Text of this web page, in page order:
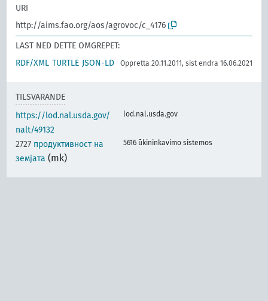
URI
http://aims.fao.org/aos/agrovoc/c_4176
LAST NED DETTE OMGREPET:
RDF/XML TURTLE JSON-LD Oppretta 20.11.2011, sist endra 16.06.2021
TILSVARANDE
https://lod.nal.usda.gov/
nalt/49132
lod.nal.usda.gov
2727 продуктивност на
земјата (mk)
5616 ūkininkavimo sistemos